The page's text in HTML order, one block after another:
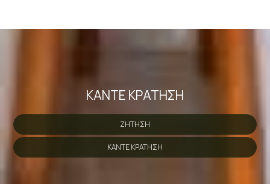
ΚΆΝΤΕ ΚΡΆΤΗΣΗ
ΖΉΤΗΣΗ
ΚΆΝΤΕ ΚΡΆΤΗΣΗ